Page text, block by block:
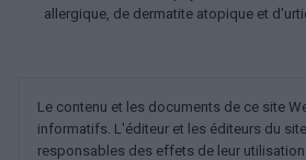
allergique, de dermatite atopique et
Le contenu et les documents de ce site
informatifs. L'éditeur et les éditeurs du
responsables des effets de leur